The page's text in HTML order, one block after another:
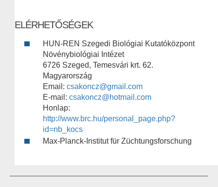
ELÉRHETŐSÉGEK
HUN-REN Szegedi Biológiai Kutatóközpont
Növénybiológiai Intézet
6726 Szeged, Temesvári krt. 62.
Magyarország
Email: csakoncz@gmail.com
E-mail: csakoncz@hotmail.com
Honlap:
http://www.brc.hu/personal_page.php?
id=nb_kocs
Max-Planck-Institut für Züchtungsforschung